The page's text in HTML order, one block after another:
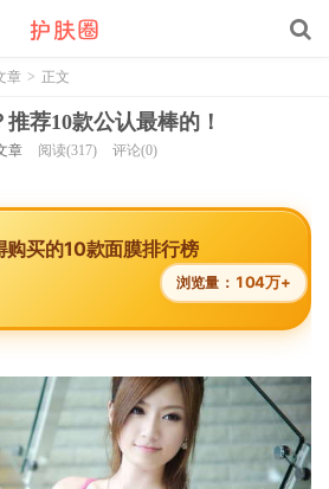
章 > 正文
荐10款公认最棒的！
章 阅读(317) 评论(0)
购买的10款面膜排行榜
浏览量： 104万+